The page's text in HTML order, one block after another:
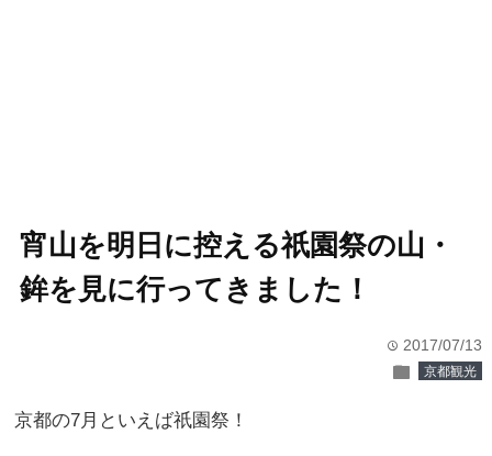
宵山を明日に控える祇園祭の山・
鉾を見に行ってきました！
time 2017/07/13
folder 京都観光
京都の7月といえば祇園祭！